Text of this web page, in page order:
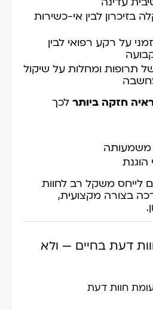
בזיכרון לבין אי-כשירות
על רקע רפואי לבין
תרופות ומחלות על שיקול
חזקה ביותר לכך
לייחס משקל רב לחוות
בצורה מקצועית,
דעת בחיים — ולא
חוות דעת